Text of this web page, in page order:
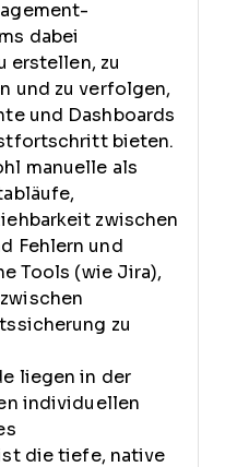
dabei
erstellen, zu
und zu verfolgen,
und Dashboards
bieten.
manuelle als
zwischen
Fehlern und
Tools (wie Jira),
zu
liegen in der
individuellen
die tiefe, native